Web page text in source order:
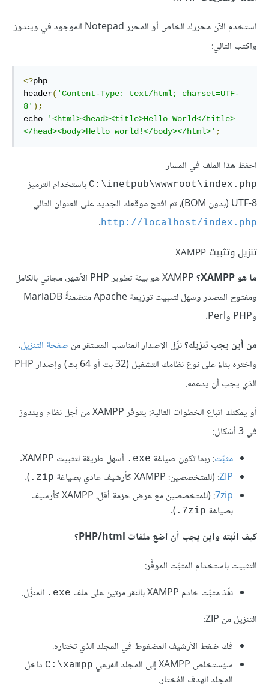
استخدم الآن محررك الخاص أو المحرر Notepad الموجود في ويندوز
واكتب التالي:
<?php
header( 'Content-Type: text/html; charset=UTF-
8' );
echo
'<html><head><title>Hello World</title>
</head><body>Hello world!</body></html>' ;
احفظ هذا الملف في المسار
C:\inetpub\wwwroot\index.php باستخدام الترميز
UTF-8 (بدون BOM)، ثم افتح موقعك الجديد على العنوان التالي
http://localhost/index.php
.
تنزيل وتثبيت XAMPP
ما هو XAMPP؟
XAMPP هو بيئة تطوير PHP الأشهر، مجاني بالكامل
ومفتوح المصدر وسهل لتثبيت توزيعة Apache متضمنةً MariaDB
وPHP وPerl.
من أين يجب تنزيله؟نزّل الإصدار المناسب المستقر من صفحة التنزيل،
واختره بناءً على نوع نظامك التشغيل (32 بت أو 64 بت) وإصدار PHP
الذي يجب أن يدعمه.
أو يمكنك اتباع الخطوات التالية: يتوفر XAMPP من أجل نظام ويندوز
في 3 أشكال:
مثبِّت: ربما تكون صياغة ‎.‎exe أسهل طريقة لتثبيت XAMPP.
ZIP: (للمتخصصين: XAMPP كأرشيف عادي بصياغة ‎.zip
).
7zip
: (للمتخصصين مع عرض حزمة أقل، XAMPP كأرشيف
بصياغة ‎.7zip
).
كيف أثبّته وأين يجب أن أضع ملفات PHP/html؟
التثبيت باستخدام المثبِّت الموفَّر:
نفّذ مثبِّت خادم XAMPP بالنقر مرتين على ملف
‎.exe المنزَّل.
التنزيل من ZIP:
فك ضغط الأرشيف المضغوط في المجلد الذي تختاره.
سيُستخلص XAMPP إلى المجلد الفرعي
C:\xampp داخل
المجلد الهدف المُختار.